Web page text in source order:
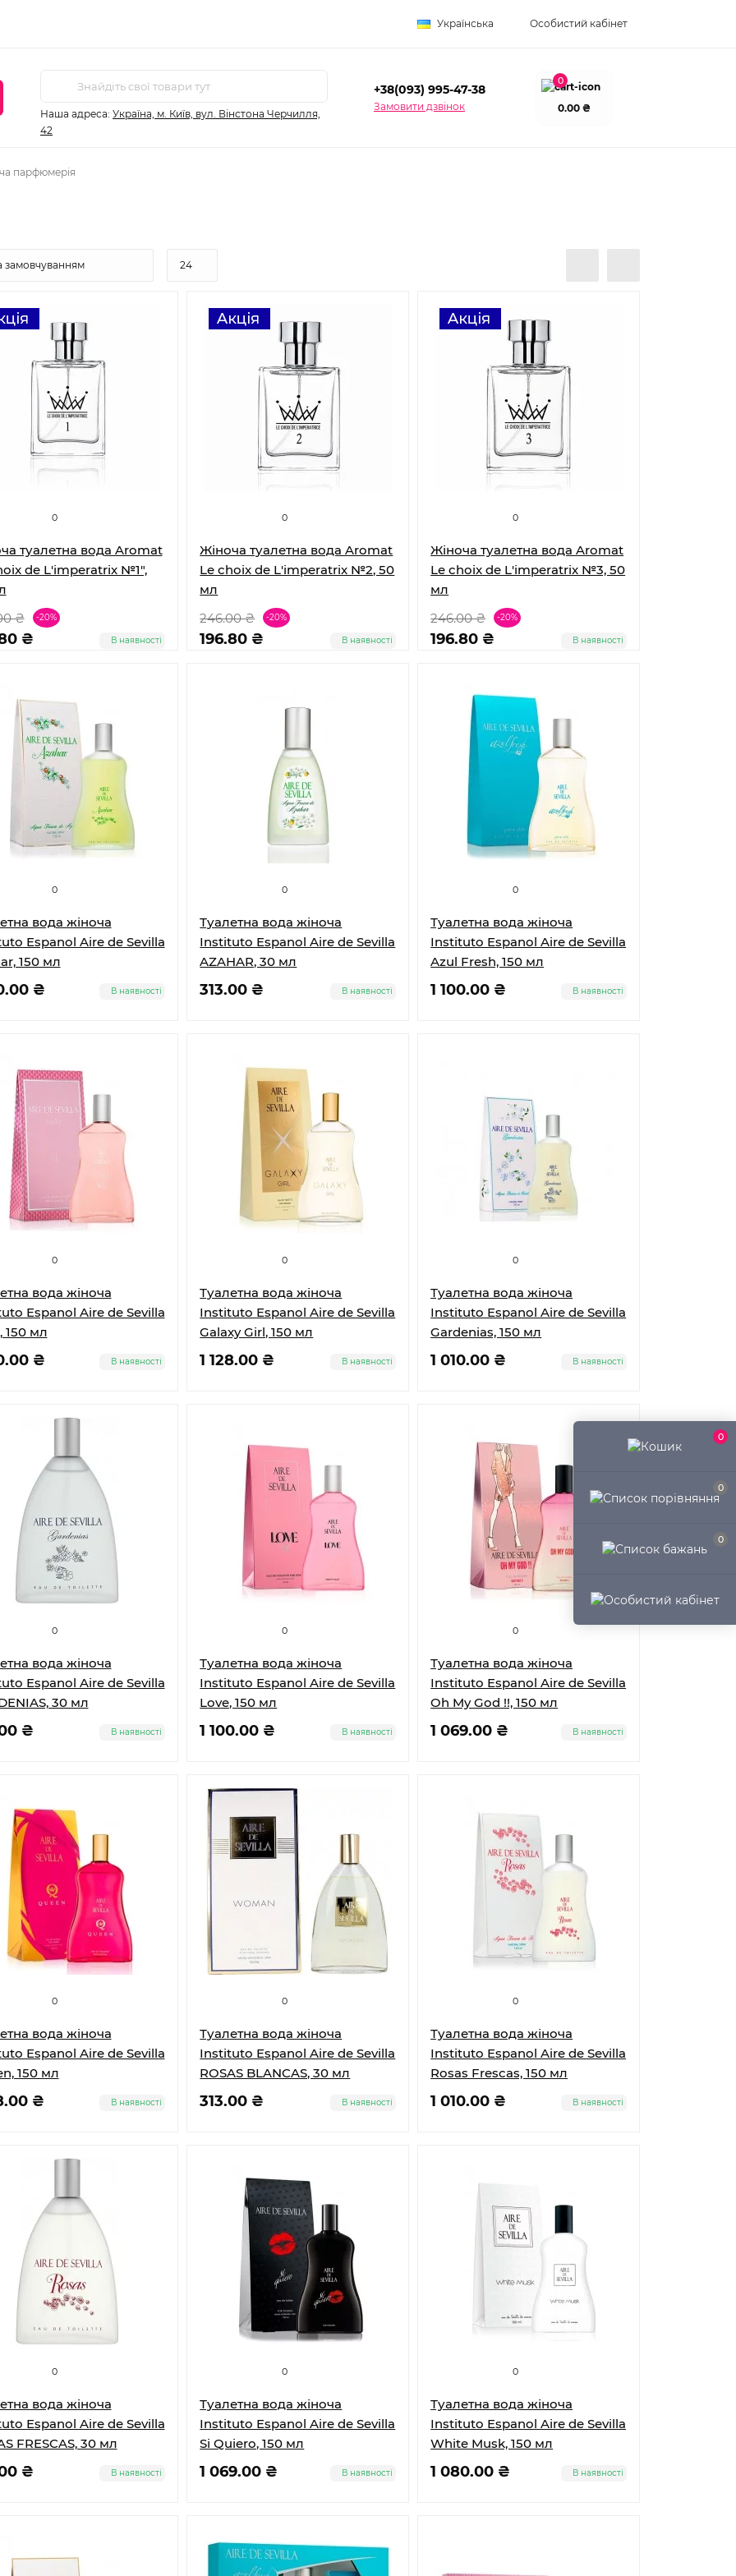
0
0
0
Українська Особистий кабінет
Наша адреса: Україна, м. Київ, вул. Вінстона Черчилля,
42
+38(093) 995-47-38
Замовити дзвінок
0
0.00 ₴
парфюмерія
0
туалетна вода Aromat
de L'imperatrix №1",
₴
-20%
₴ В наявності
0
Жіноча туалетна вода Aromat
Le choix de L'imperatrix №2, 50
мл
246.00 ₴
-20%
196.80 ₴ В наявності
0
Жіноча туалетна вода Aromat
Le choix de L'imperatrix №3, 50
мл
246.00 ₴
-20%
196.80 ₴ В наявності
0
вода жіноча
Espanol Aire de Sevilla
150 мл
₴ В наявності
0
Туалетна вода жіноча
Instituto Espanol Aire de Sevilla
AZAHAR, 30 мл
313.00 ₴ В наявності
0
Туалетна вода жіноча
Instituto Espanol Aire de Sevilla
Azul Fresh, 150 мл
1 100.00 ₴ В наявності
0
вода жіноча
Espanol Aire de Sevilla
150 мл
₴ В наявності
0
Туалетна вода жіноча
Instituto Espanol Aire de Sevilla
Galaxy Girl, 150 мл
1 128.00 ₴ В наявності
0
Туалетна вода жіноча
Instituto Espanol Aire de Sevilla
Gardenias, 150 мл
1 010.00 ₴ В наявності
0
вода жіноча
Espanol Aire de Sevilla
30 мл
₴ В наявності
0
Туалетна вода жіноча
Instituto Espanol Aire de Sevilla
Love, 150 мл
1 100.00 ₴ В наявності
0
Туалетна вода жіноча
Instituto Espanol Aire de Sevilla
Oh My God !!, 150 мл
1 069.00 ₴ В наявності
0
вода жіноча
Espanol Aire de Sevilla
150 мл
₴ В наявності
0
Туалетна вода жіноча
Instituto Espanol Aire de Sevilla
ROSAS BLANCAS, 30 мл
313.00 ₴ В наявності
0
Туалетна вода жіноча
Instituto Espanol Aire de Sevilla
Rosas Frescas, 150 мл
1 010.00 ₴ В наявності
0
вода жіноча
Espanol Aire de Sevilla
FRESCAS, 30 мл
₴ В наявності
0
Туалетна вода жіноча
Instituto Espanol Aire de Sevilla
Si Quiero, 150 мл
1 069.00 ₴ В наявності
0
Туалетна вода жіноча
Instituto Espanol Aire de Sevilla
White Musk, 150 мл
1 080.00 ₴ В наявності